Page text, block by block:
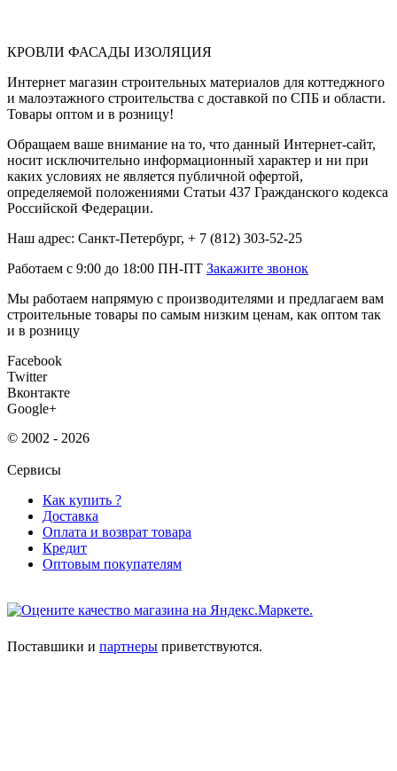
КРОВЛИ ФАСАДЫ ИЗОЛЯЦИЯ
Интернет магазин строительных материалов для коттеджного
и малоэтажного строительства с доставкой по СПБ и области.
Товары оптом и в розницу!
Обращаем ваше внимание на то, что данный Интернет-сайт,
носит исключительно информационный характер и ни при
каких условиях не является публичной офертой,
определяемой положениями Статьи 437 Гражданского кодекса
Российской Федерации.
Наш адрес: Санкт-Петербург, + 7 (812) 303-52-25
Работаем с 9:00 до 18:00 ПН-ПТ Закажите звонок
Мы работаем напрямую с производителями и предлагаем вам
строительные товары по самым низким ценам, как оптом так
и в розницу
Facebook
Twitter
Вконтакте
Google+
© 2002 - 2026
Сервисы
Как купить ?
Доставка
Оплата и возврат товара
Кредит
Оптовым покупателям
Поставшики и партнеры приветствуются.